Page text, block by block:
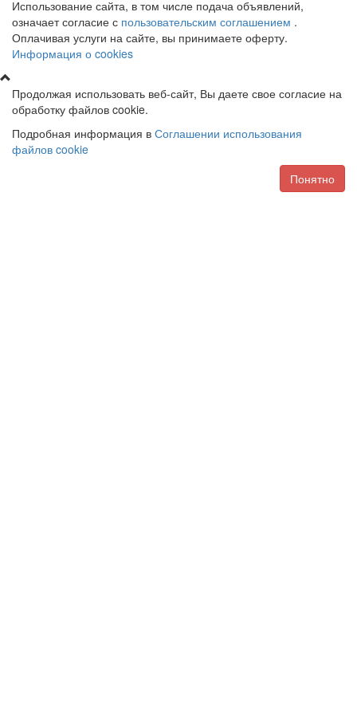
Использование сайта, в том числе подача объявлений,
означает согласие с пользовательским соглашением .
Оплачивая услуги на сайте, вы принимаете оферту.
Информация о cookies
Продолжая использовать веб-сайт, Вы даете свое согласие на
обработку файлов cookie.
Подробная информация в Соглашении использования
файлов cookie
Понятно